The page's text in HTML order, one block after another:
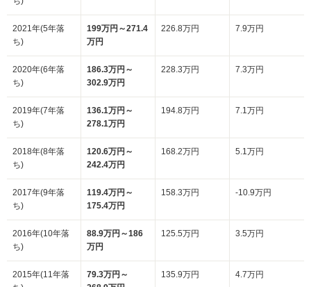
2021年(5年落
ち)
199万円～271.4
万円
226.8万円 7.9万円
2020年(6年落
ち)
186.3万円～
302.9万円
228.3万円 7.3万円
2019年(7年落
ち)
136.1万円～
278.1万円
194.8万円 7.1万円
2018年(8年落
ち)
120.6万円～
242.4万円
168.2万円 5.1万円
2017年(9年落
ち)
119.4万円～
175.4万円
158.3万円 -10.9万円
2016年(10年落
ち)
88.9万円～186
万円
125.5万円 3.5万円
2015年(11年落
79.3万円～
135.9万円 4.7万円